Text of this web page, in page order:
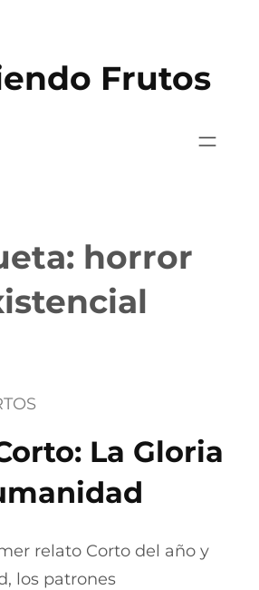
Frutos
horror
La Gloria
relato Corto del año y
los patrones